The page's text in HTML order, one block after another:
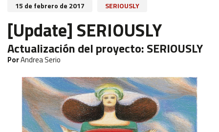
15 de febrero de 2017 SERIOUSLY
[Update] SERIOUSLY
Actualización del proyecto:SERIOUSLY
PorAndrea Serio